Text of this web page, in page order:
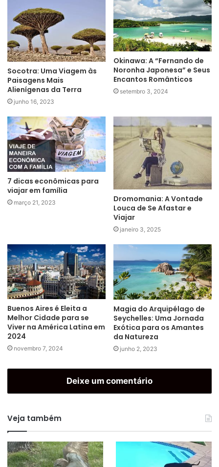
Socotra: Uma Viagem às
Paisagens Mais
Alienígenas da Terra
junho 16, 2023
Okinawa: A “Fernando de
Noronha Japonesa” e Seus
Encantos Românticos
setembro 3, 2024
7 dicas econômicas para
viajar em família
março 21, 2023
Dromomania: A Vontade
Louca de Se Afastar e
Viajar
janeiro 3, 2025
Buenos Aires é Eleita a
Melhor Cidade para se
Viver na América Latina em
2024
novembro 7, 2024
Magia do Arquipélago de
Seychelles: Uma Jornada
Exótica para os Amantes
da Natureza
junho 2, 2023
Deixe um comentário
Veja também